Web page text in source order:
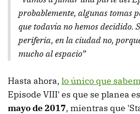
probablemente, algunas tomas
que todavía no hemos decidido.
periferia, en la ciudad no,
mucho al espacio”
Hasta ahora, lo único que
Episode VIII' es que se planea
mayo de 2017, mientras que